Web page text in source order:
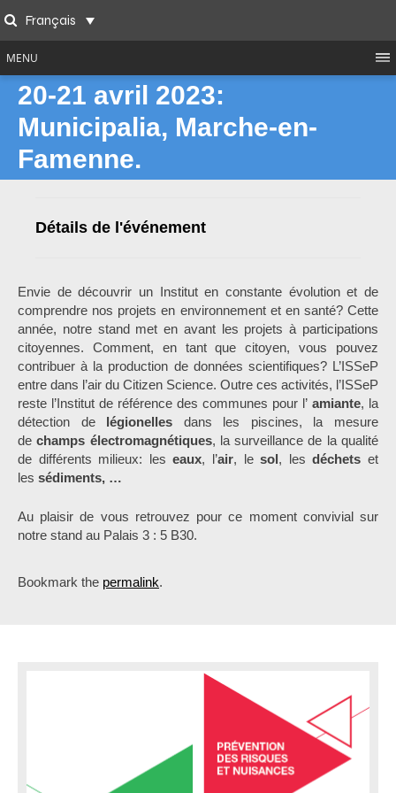
to
content
SearchFrançais
MENU
20-21 avril 2023:
Municipalia, Marche-en-
Famenne.
Détails de l'événement
Envie de découvrir un Institut en constante évolution et de
comprendre nos projets en environnement et en santé? Cette
année, notre stand met en avant les projets à participations
citoyennes. Comment, en tant que citoyen, vous pouvez
contribuer à la production de données scientifiques? L’ISSeP
entre dans l’air du Citizen Science. Outre ces activités, l’ISSeP
reste l’Institut de référence des communes pour l’ amiante, la
détection de légionelles dans les piscines, la mesure
dechamps électromagnétiques, la surveillance de la qualité
de différents milieux: leseaux, l’air, lesol, lesdéchets et
les sédiments, …
Au plaisir de vous retrouvez pour ce moment convivial sur
notre stand au Palais 3 : 5 B30.
Bookmark the permalink.